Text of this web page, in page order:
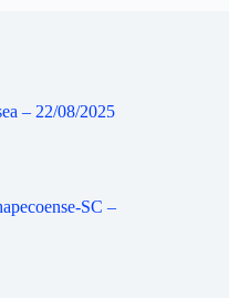
– 22/08/2025
SC –